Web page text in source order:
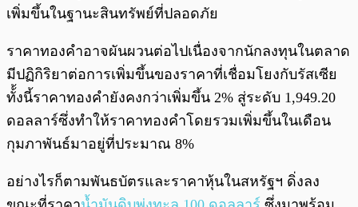
เพิ่มขึ้นในฐานะสินทรัพย์ที่ปลอดภัย
ราคาทองคำอาจผันผวนต่อไปเนื่องจากนักลงทุนในตลาด
มีปฏิกิริยาต่อการเพิ่มขึ้นของราคาที่เชื่อมโยงกับรัสเซีย
ทั้้งนี้ราคาทองคำยังคงกว่าเพิ่มขึ้น 2% สู่ระดับ 1,949.20
ดอลลาร์ซึ่งทำให้ราคาทองคำโดยรวมเพิ่มขึ้นในเดือน
กุมภาพันธ์มาอยู่ที่ประมาณ 8%
อย่างไรก็ตามพันธบัตรและราคาหุ้นในสหรัฐฯ ดิ่งลง